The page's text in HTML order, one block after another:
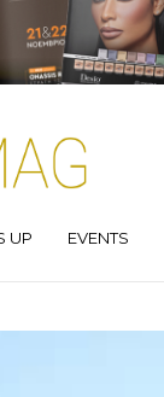
UP EVENTS